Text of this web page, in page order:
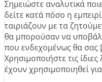
Σημειώστε αναλυτικά
δείτε κατά πόσο η
ταιριάζουν με τα
θα μπορούσαν να
που ενδεχομένως θα σας
Χρησιμοποιήστε τις
έχουν χρησιμοποιηθεί